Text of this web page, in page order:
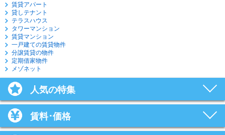
賃貸アパート
貸しテナント
テラスハウス
タワーマンション
賃貸マンション
一戸建ての賃貸物件
分譲賃貸の物件
定期借家物件
メゾネット
人気の特集
賃料･価格